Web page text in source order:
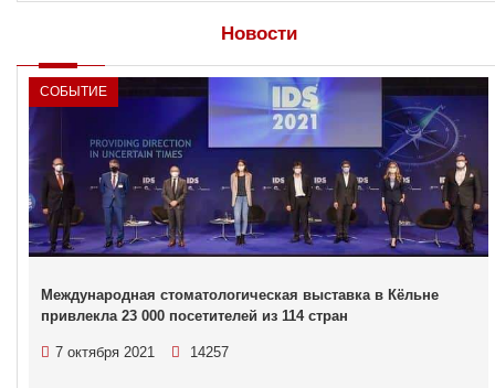
Новости
СОБЫТИЕ
Международная стоматологическая выставка в Кёльне
привлекла 23 000 посетителей из 114 стран
7 октября 2021 14257